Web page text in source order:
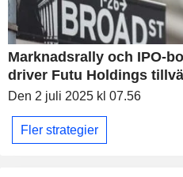
Marknadsrally och IPO-
driver Futu Holdings
Den 2 juli 2025 kl 07.56
Fler strategier